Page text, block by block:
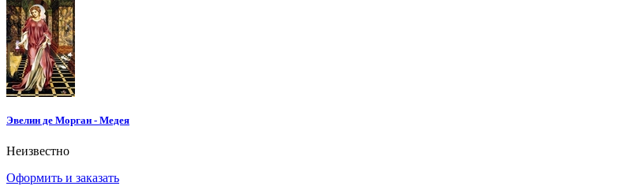
Эвелин де Морган - Медея
Неизвестно
Оформить и заказать